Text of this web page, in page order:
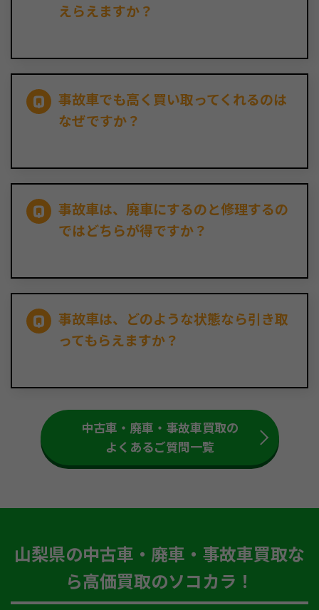
えらえますか？
事故車でも高く買い取ってくれるのは
なぜですか？
事故車は、廃車にするのと修理するの
ではどちらが得ですか？
事故車は、どのような状態なら引き取
ってもらえますか？
中古車・廃車・事故車買取の
よくあるご質問一覧
山梨県の中古車・廃車・事故車買取な
ら高価買取のソコカラ！